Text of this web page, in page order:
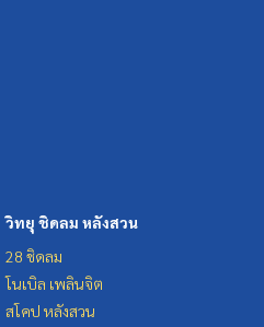
วิทยุ ชิดลม หลังสวน
28 ชิดลม
โนเบิล เพลินจิต
สโคป หลังสวน